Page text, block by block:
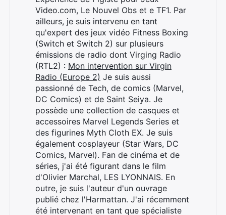
Video.com, Le Nouvel Obs et e TF1. Par
ailleurs, je suis intervenu en tant
qu'expert des jeux vidéo Fitness Boxing
(Switch et Switch 2) sur plusieurs
émissions de radio dont Virging Radio
(RTL2) : Mon intervention sur Virgin
Radio (Europe 2) Je suis aussi
passionné de Tech, de comics (Marvel,
DC Comics) et de Saint Seiya. Je
possède une collection de casques et
accessoires Marvel Legends Series et
des figurines Myth Cloth EX. Je suis
également cosplayeur (Star Wars, DC
Comics, Marvel). Fan de cinéma et de
séries, j'ai été figurant dans le film
d'Olivier Marchal, LES LYONNAIS. En
outre, je suis l'auteur d'un ouvrage
publié chez l'Harmattan. J'ai récemment
été intervenant en tant que spécialiste